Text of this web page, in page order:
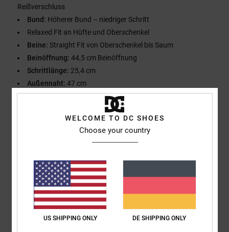
Reißverschluss
Bund: Höherer Bund – niedriger Schritt
Relaxed Fit an Hüfte und Oberschenkel
Beine: Straight Fit von Oberschenkel bis Saum
Beinöffnung: 44,5 cm Beinöffnung
Schrittlänge: 25,4 cm
Außennaht: 47 cm
[Hauptstoff] 99 % Baumwolle, 1 % Elastan
Kundenbewertungen
WELCOME TO DC SHOES
Choose your country
US SHIPPING ONLY DE SHIPPING ONLY